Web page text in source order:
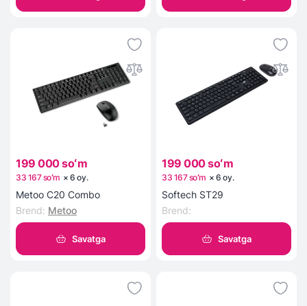
199 000 soʻm
33 167 soʻm ×6 oy.
Metoo C20 Combo
Brend: Metoo
Savatga
199 000 soʻm
33 167 soʻm ×6 oy.
Softech ST29
Brend:
Savatga